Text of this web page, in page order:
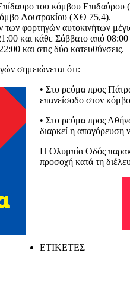
του κόμβου
Λουτρακίου (ΧΘ 75,4).
των φορτηγών αυτοκινήτων
και κάθε Σάββατο από
και στις δύο κατευθύνσεις.
σημειώνεται ότι:
• Στο ρεύμα προς
επανείσοδο στον
• Στο ρεύμα προς
διαρκεί η
Η Ολυμπία Οδός
προσοχή κατά τη
ΕΤΙΚΕΤΕΣ